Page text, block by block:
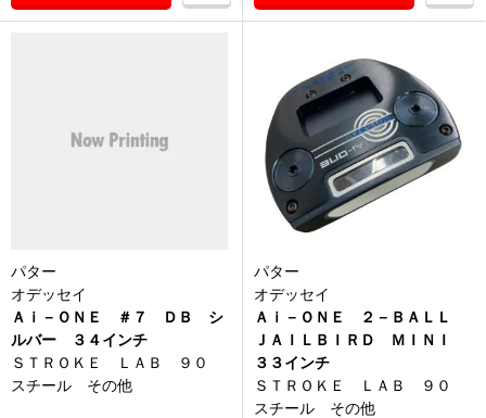
パター
オデッセイ
Ａｉ－ＯＮＥ ＃７ ＤＢ シ
ルバー ３４インチ
ＳＴＲＯＫＥ ＬＡＢ ９０
スチール その他
パター
オデッセイ
Ａｉ－ＯＮＥ ２－ＢＡＬＬ
ＪＡＩＬＢＩＲＤ ＭＩＮＩ
３３インチ
ＳＴＲＯＫＥ ＬＡＢ ９０
スチール その他